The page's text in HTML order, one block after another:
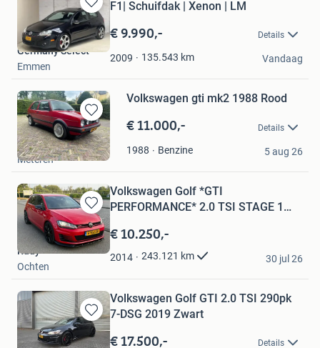
Bewaren
in
Mijn
Favorieten
F1| Schuifdak | Xenon | LM
€ 9.990,- Details
2009 135.543 km
Germany Select
Emmen
Vandaag
Bewaren
in
Mijn
Favorieten
Volkswagen gti mk2 1988 Rood
€ 11.000,- Details
1988 Benzine
PB
Meteren
5 aug 26
Bewaren
in
Mijn
Favorieten
Volkswagen Golf *GTI
PERFORMANCE* 2.0 TSI STAGE 1
€ 10.250,-
2014 243.121 km
Rudy
Ochten
30 jul 26
Bewaren
in
Volkswagen Golf GTI 2.0 TSI 290pk
7-DSG 2019 Zwart
€ 17.500,- Details